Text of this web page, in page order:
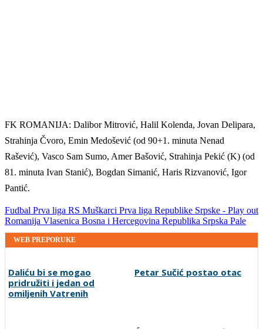
FK ROMANIJA: Dalibor Mitrović, Halil Kolenda, Jovan Delipara,
Strahinja Čvoro, Emin Medošević (od 90+1. minuta Nenad
Rašević), Vasco Sam Sumo, Amer Bašović, Strahinja Pekić (K) (od
81. minuta Ivan Stanić), Bogdan Simanić, Haris Rizvanović, Igor
Pantić.
Fudbal Prva liga RS Muškarci Prva liga Republike Srpske - Play out
Romanija Vlasenica Bosna i Hercegovina Republika Srpska Pale
WEB PREPORUKE
Petar Sučić postao otac